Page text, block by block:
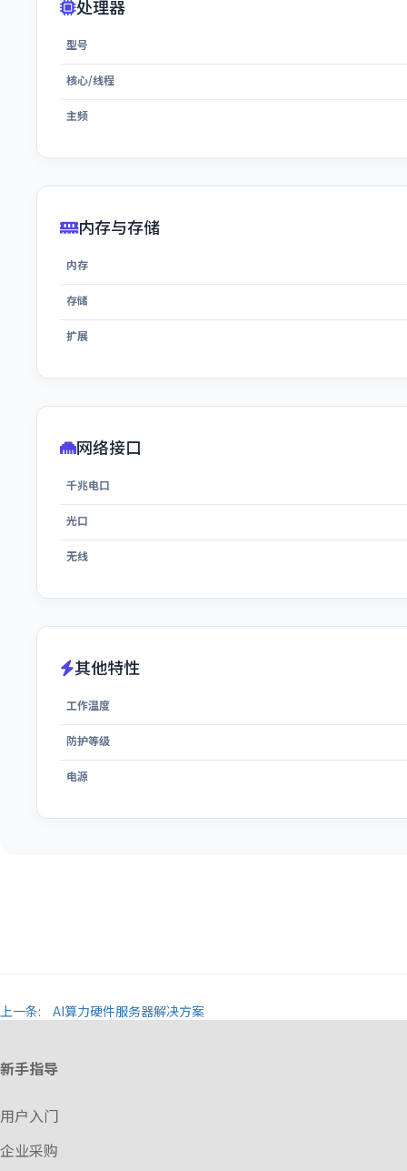
处理器
型号
核心/线程
主频
内存与存储
内存
存储
扩展
网络接口
千兆电口
光口
无线
其他特性
工作温度
防护等级
电源
上一条: AI算力硬件服务器解决方案
新手指导
用户入门
企业采购